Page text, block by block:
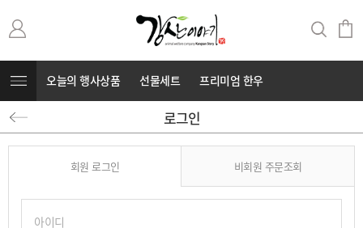
오늘의 행사상품 선물세트 프리미엄 한우
커뮤니티
로그인
회원 로그인 비회원 주문조회